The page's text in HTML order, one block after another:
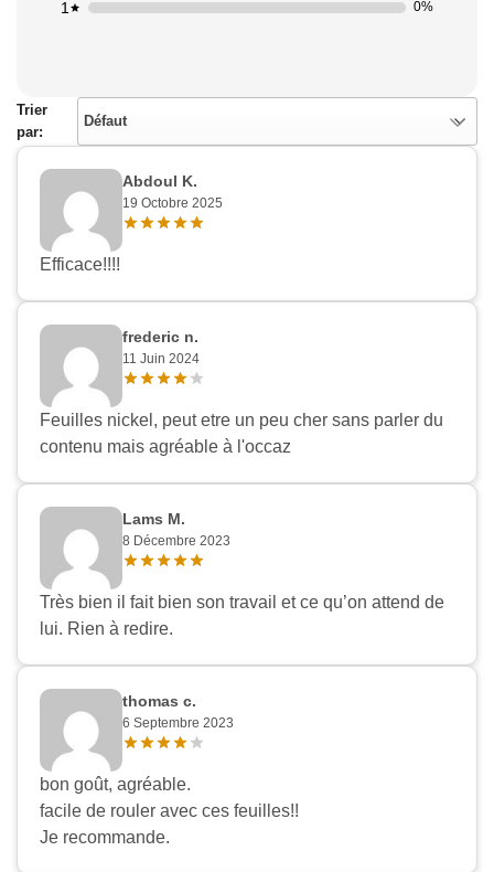
1 0%
Trier
par:
Défaut
Abdoul K.
19 Octobre 2025
Efficace!!!!
frederic n.
11 Juin 2024
Feuilles nickel, peut etre un peu cher sans parler du
contenu mais agréable à l'occaz
Lams M.
8 Décembre 2023
Très bien il fait bien son travail et ce qu’on attend de
lui. Rien à redire.
thomas c.
6 Septembre 2023
bon goût, agréable.
facile de rouler avec ces feuilles!!
Je recommande.